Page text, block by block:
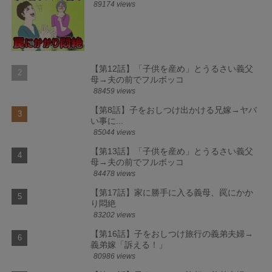
89174 views
【第12話】「子供を産め」とうるさい義父
母→夫の前でフルボッコ
88459 views
【第8話】子をおしつけ出かける兄嫁→ヤバ
い事に...
85044 views
【第13話】「子供を産め」とうるさい義父
母→夫の前でフルボッコ
84478 views
【第17話】家に勝手に入る義母、罠にかか
り悶絶
83202 views
【第16話】子をおしつけ旅行の義弟夫婦→
義弟嫁「訴える！」
80986 views